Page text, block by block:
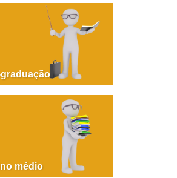
BACCIN
1 – parte 1
graduação
médio